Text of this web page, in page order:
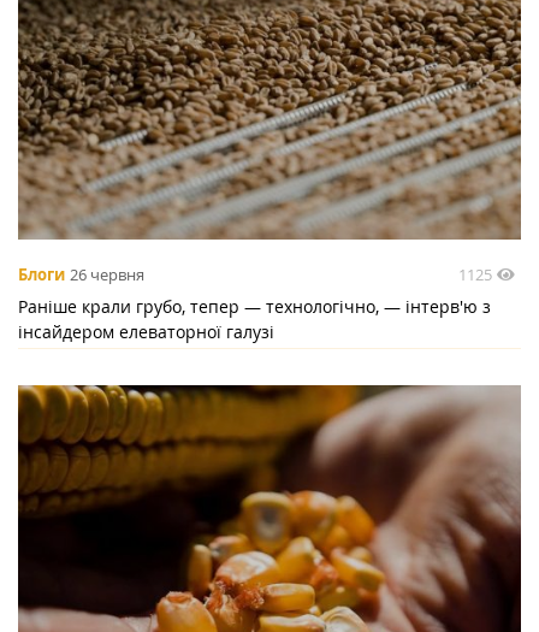
Блоги 26 червня 1125
Раніше крали грубо, тепер — технологічно, — інтерв'ю з
інсайдером елеваторної галузі